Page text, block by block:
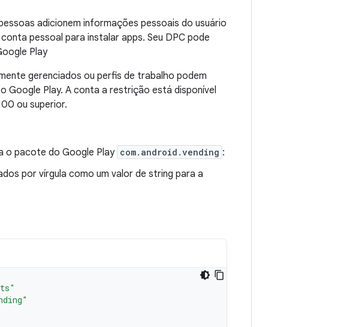
adicionem informações pessoais do usuário
pessoal para instalar apps. Seu DPC pode
Play
gerenciados ou perfis de trabalho podem
Google Play. A conta a restrição está disponível
ou superior.
o pacote do Google Play com.android.vending :
por vírgula como um valor de string para a